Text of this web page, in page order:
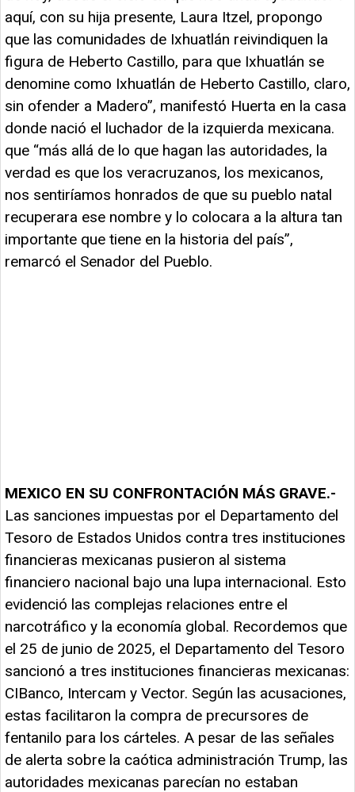
aquí, con su hija presente, Laura Itzel, propongo
que las comunidades de Ixhuatlán reivindiquen la
figura de Heberto Castillo, para que Ixhuatlán se
denomine como Ixhuatlán de Heberto Castillo, claro,
sin ofender a Madero”, manifestó Huerta en la casa
donde nació el luchador de la izquierda mexicana.
que “más allá de lo que hagan las autoridades, la
verdad es que los veracruzanos, los mexicanos,
nos sentiríamos honrados de que su pueblo natal
recuperara ese nombre y lo colocara a la altura tan
importante que tiene en la historia del país”,
remarcó el Senador del Pueblo.
MEXICO EN SU CONFRONTACIÓN MÁS GRAVE.-
Las sanciones impuestas por el Departamento del
Tesoro de Estados Unidos contra tres instituciones
financieras mexicanas pusieron al sistema
financiero nacional bajo una lupa internacional. Esto
evidenció las complejas relaciones entre el
narcotráfico y la economía global. Recordemos que
el 25 de junio de 2025, el Departamento del Tesoro
sancionó a tres instituciones financieras mexicanas:
CIBanco, Intercam y Vector. Según las acusaciones,
estas facilitaron la compra de precursores de
fentanilo para los cárteles. A pesar de las señales
de alerta sobre la caótica administración Trump, las
autoridades mexicanas parecían no estaban